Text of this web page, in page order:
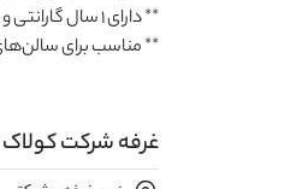
** مناسب برای سالن‌های تولید، گلخانه‌ها، کارگاه‌ها، محیط‌های صنعتی، مرغداری‌ها و دامداری‌ها
غرفه شرکت کولاک